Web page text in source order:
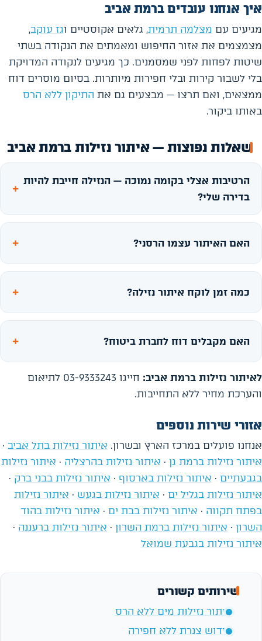
איך אנחנו עובדים ברמת אביב
מגיעים עם מצלמה תרמית, גלאים אקוסטיים וגז עוקב,
מצמצמים את אזור החיפוש ומאמתים את הנקודה בשתי
שיטות לפחות לפני שמסמנים. כך מגיעים לנקודה המדויקת
בלי לשבור קירות ובלי חפירות מיותרות. בסיום מוסרים דוח
ממצאים, ואם תרצו — מבצעים גם את התיקון ללא הרס
באותו ביקור.
שאלות נפוצות — איתור נזילות ברמת אביב
הרטיבות אצלי בקומה נמוכה — הנזילה חייבת להיות
בדירה שלי?
האם האיתור עצמו הרסני?
כמה זמן לוקח איתור נזילה?
האם מקבלים דוח לחברת ביטוח?
לאיתור נזילות ברמת אביב:
חייגו 03-9333243 לתיאום
והערכת מחיר ללא התחייבות.
אזורי שירות נוספים
אנחנו פועלים במרכז הארץ ובשרון. איתור נזילות בתל אביב ·
איתור נזילות ברמת גן · איתור נזילות בהרצליה · איתור נזילות
בגבעתיים · איתור נזילות בארסוף · איתור נזילות בבני ברק ·
איתור נזילות בגליל ים · איתור נזילות בגעש · איתור נזילות
בפתח תקווה · איתור נזילות בבת ים · איתור נזילות בהוד
השרון · איתור נזילות ברמת השרון · איתור נזילות ברעננה ·
איתור נזילות בגבעת שמואל
שירותים קשורים
איתור נזילות מים ללא הרס
חידוש צנרת ללא חפירה